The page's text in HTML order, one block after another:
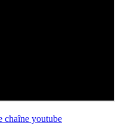
chaîne youtube